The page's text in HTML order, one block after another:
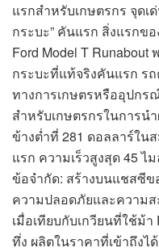
แรกสำหรับเกษตรกร จุด
กระบะ” คันแรก สิ่งแรกข
Ford Model T
กระบะที่แท้จริงคันแรก ร
ทางการเกษตรหรืออุปกร
สำหรับเกษตรกรในการน
ข้างต่ำที่ 281 ดอลลาร์ใน
แรก ความเร็วสูงสุด 45 ไ
ข้อจำกัด: สร้างบนแชสซี
ความปลอดภัยและความ
เมื่อเทียบกับเกวียนที่ใช้ม้
ทึ่ง ผลิตในราคาที่เข้าถึง